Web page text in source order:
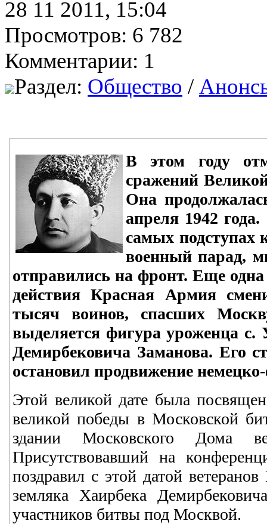
28 11 2011, 15:04
Просмотров: 6 782
Комментарии: 1
Раздел: Общество /
В этом году
сражений
Она
апреля 1942
самых подступах
военный парад,
отправились на фронт. Еще
действия Красная Армия
тысяч воинов, спасших
выделяется фигура уроженца с.
Демирбековича Заманова. Его
остановил продвижение
Этой великой дате была
великой победы в Московской
здании Московского Дома
Присутствовавший на
поздравил с этой датой
земляка Хаирбека
участников битвы под Москвой.